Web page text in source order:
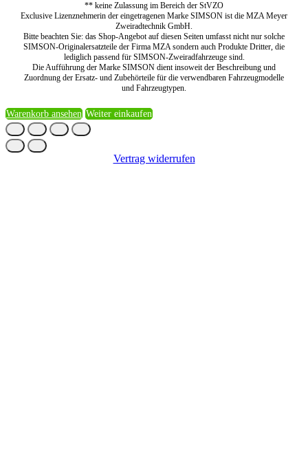
** keine Zulassung im Bereich der StVZO
Exclusive Lizenznehmerin der eingetragenen Marke SIMSON ist die MZA Meyer
Zweiradtechnik GmbH.
Bitte beachten Sie: das Shop-Angebot auf diesen Seiten umfasst nicht nur solche
SIMSON-Originalersatzteile der Firma MZA sondern auch Produkte Dritter, die
lediglich passend für SIMSON-Zweiradfahrzeuge sind.
Die Aufführung der Marke SIMSON dient insoweit der Beschreibung und
Zuordnung der Ersatz- und Zubehörteile für die verwendbaren Fahrzeugmodelle
und Fahrzeugtypen.
Warenkorb ansehen Weiter einkaufen
Vertrag widerrufen